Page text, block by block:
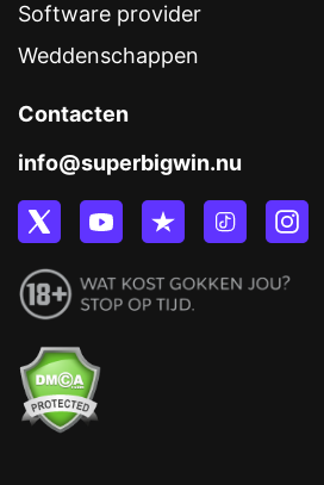
Software provider
Weddenschappen
Contacten
info@superbigwin.nu